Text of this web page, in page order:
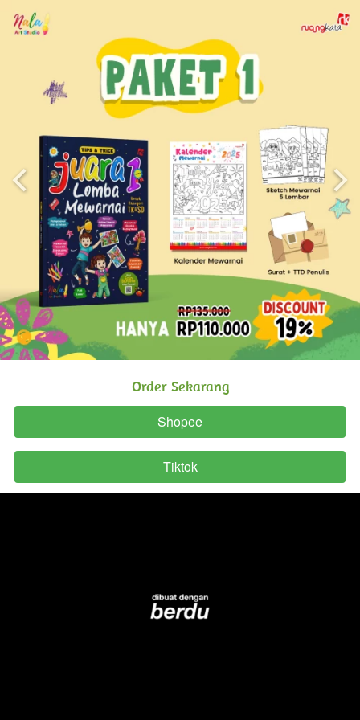
Order Sekarang
`Shopee
`
Tiktok